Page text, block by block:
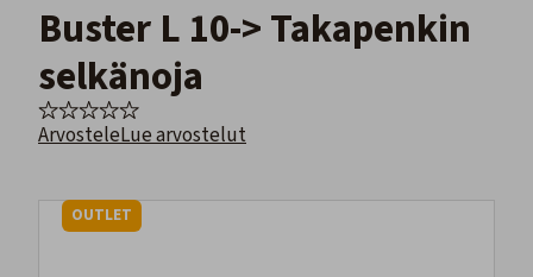
Buster L 10-> Takapenkin
selkänoja
ArvosteleLue arvostelut
OUTLET